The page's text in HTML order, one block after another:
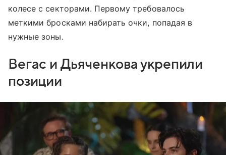
колесе с секторами. Первому требовалось
меткими бросками набирать очки, попадая в
нужные зоны.
Вегас и Дьяченкова укрепили
позиции